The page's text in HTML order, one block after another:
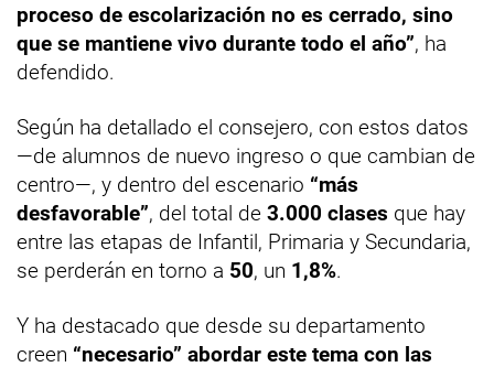
proceso de escolarización no es cerrado, sino
que se mantiene vivo durante todo el año”, ha
defendido.
Según ha detallado el consejero, con estos datos
—de alumnos de nuevo ingreso o que cambian de
centro—, y dentro del escenario “más
desfavorable”, del total de 3.000 clases que hay
entre las etapas de Infantil, Primaria y Secundaria,
se perderán en torno a 50, un 1,8%.
Y ha destacado que desde su departamento
creen “necesario” abordar este tema con las